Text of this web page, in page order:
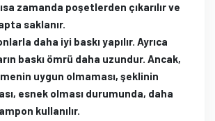
zamanda poşetlerden çıkarılır ve
saklanır.
daha iyi baskı yapılır. Ayrıca
baskı ömrü daha uzundur. Ancak,
uygun olmaması, şeklinin
esnek olması durumunda, daha
kullanılır.